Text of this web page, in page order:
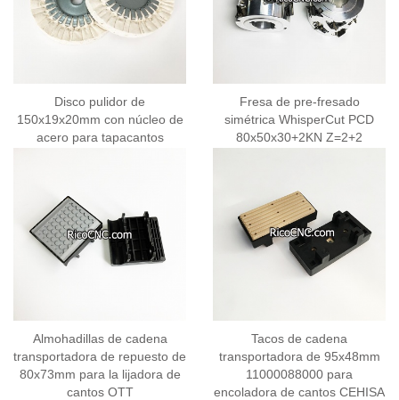
Disco pulidor de
150x19x20mm con núcleo de
acero para tapacantos
Fresa de pre-fresado
simétrica WhisperCut PCD
80x50x30+2KN Z=2+2
Almohadillas de cadena
transportadora de repuesto de
80x73mm para la lijadora de
cantos OTT
Tacos de cadena
transportadora de 95x48mm
11000088000 para
encoladora de cantos CEHISA